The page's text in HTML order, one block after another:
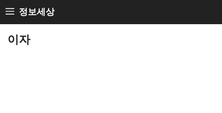
Skip
to
content
정보세상
이자